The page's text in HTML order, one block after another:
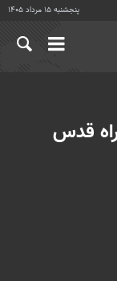
پنجشنبه ۱۵ مرداد ۱۴۰۵
قدس